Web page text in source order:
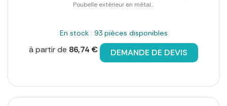
Poubelle extérieur en métal...
En stock : 93 pièces disponibles
à partir de 86,74 € DEMANDE DE DEVIS